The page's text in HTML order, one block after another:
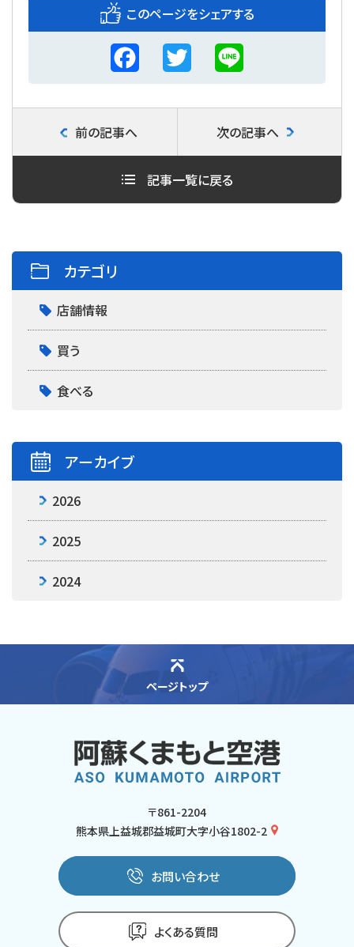
このページをシェアする
F
a
c
e
o
k
T
w
i
t
e
L
i
n
e
前の記事へ
記事一覧に戻る
次の記事へ
カテゴリ
店舗情報
買う
食べる
アーカイブ
2026
2025
2024
ページトップ
〒861-2204
熊本県上益城郡益城町大字小谷1802-2
お問い合わせ
よくある質問